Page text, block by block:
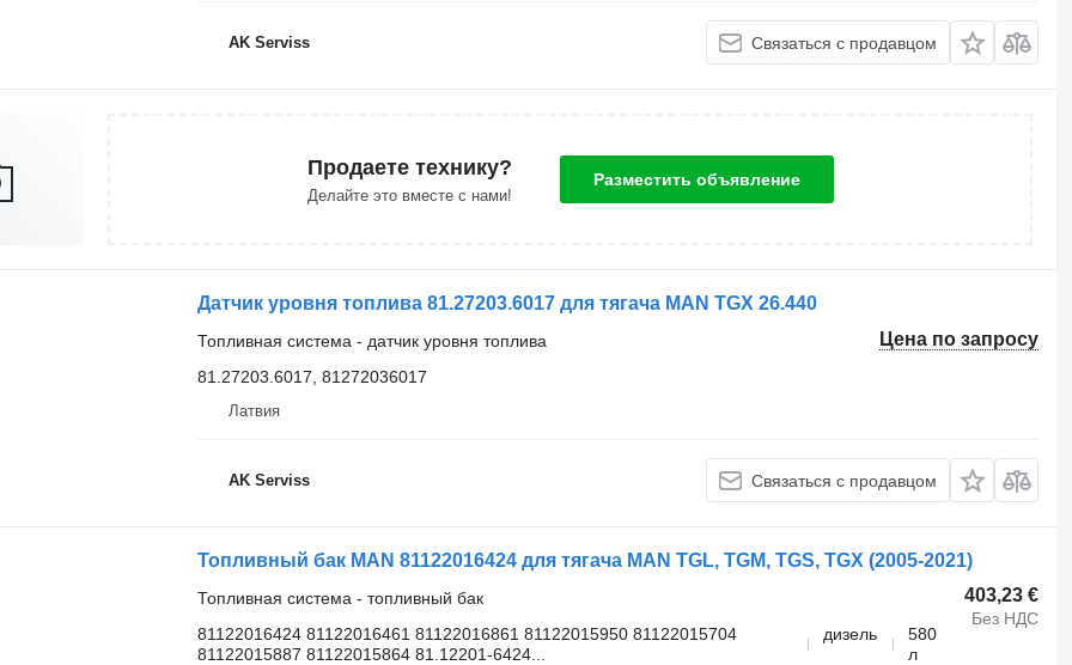
AK Serviss Связаться с продавцом
Продаете технику?
Делайте это вместе с нами!
Разместить объявление
Датчик уровня топлива 81.27203.6017 для тягача MAN TGX 26.440
Цена по запросу
Топливная система - датчик уровня топлива
81.27203.6017, 81272036017
Латвия
AK Serviss Связаться с продавцом
Топливный бак MAN 81122016424 для тягача MAN TGL, TGM, TGS, TGX (2005-2021)
403,23 €
Без НДС
Топливная система - топливный бак
81122016424 81122016461 81122016861 81122015950 81122015704
81122015887 81122015864 81.12201-6424...
дизель
580
л